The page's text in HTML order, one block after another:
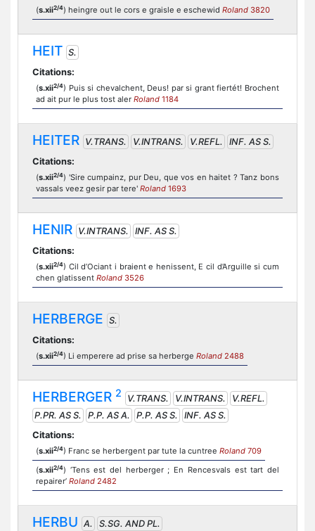
(s.xii2/4) heingre out le cors e graisle e eschewid Roland 3820
HEIT S.
Citations:
(s.xii2/4) Puis si chevalchent, Deus! par si grant fiertét! Brochent
ad ait pur le plus tost aler Roland 1184
HEITER V.TRANS. V.INTRANS. V.REFL.
INF. AS S.
Citations:
(s.xii2/4) 'Sire cumpainz, pur Deu, que vos en haitet ? Tanz bons
vassals veez gesir par tere' Roland 1693
HENIR V.INTRANS.
INF. AS S.
Citations:
(s.xii2/4) Cil d’Ociant i braient e henissent, E cil d’Arguille si cum
chen glatissent Roland 3526
HERBERGE S.
Citations:
(s.xii2/4) Li emperere ad prise sa herberge Roland 2488
HERBERGER 2 V.TRANS. V.INTRANS.
V.REFL.
P.PR. AS S.
P.P. AS A. P.P. AS S.
INF. AS S.
Citations:
(s.xii2/4) Franc se herbergent par tute la cuntree Roland 709
(s.xii2/4) ‘Tens est del herberger ; En Rencesvals est tart del
repairer’ Roland 2482
HERBU A.
S.SG. AND PL.